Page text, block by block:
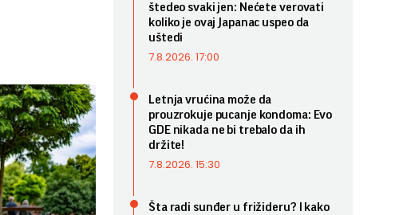
štedeo svaki jen: Nećete verovati
koliko je ovaj Japanac uspeo da
uštedi
7.8.2026. 17:00
Letnja vrućina može da
prouzrokuje pucanje kondoma: Evo
GDE nikada ne bi trebalo da ih
držite!
7.8.2026. 15:30
Šta radi sunđer u frižideru? I kako